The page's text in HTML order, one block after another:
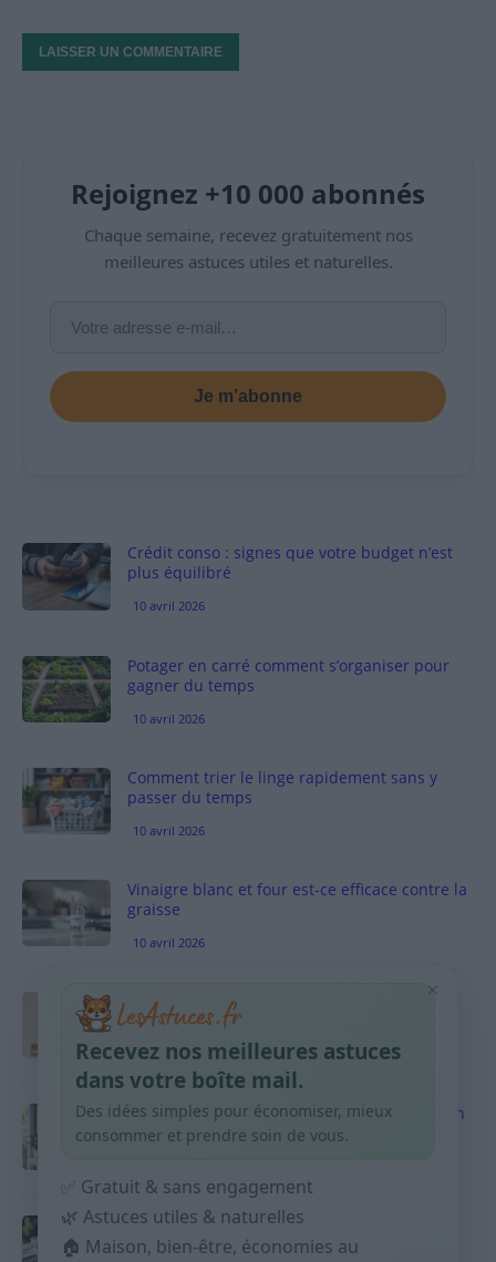
Rejoignez +10 000 abonnés
Chaque semaine, recevez gratuitement nos
meilleures astuces utiles et naturelles.
Je m’abonne
Crédit conso : signes que votre budget n’est
plus équilibré
10 avril 2026
Potager en carré comment s’organiser pour
gagner du temps
10 avril 2026
Comment trier le linge rapidement sans y
passer du temps
10 avril 2026
Vinaigre blanc et four est-ce efficace contre la
graisse
10 avril 2026
Taches pigmentaires : routine simple +
habitudes qui aident
9 avril 2026
Produits ménagers : comment économiser en
courses sans acheter 10 sprays
Budget mensuel : méthode rapide pour
répartir son salaire dès le jour de paie
×
Recevez nos meilleures astuces
dans votre boîte mail.
Des idées simples pour économiser, mieux
consommer et prendre soin de vous.
✅ Gratuit & sans engagement
🌿 Astuces utiles & naturelles
🏠 Maison, bien-être, économies au